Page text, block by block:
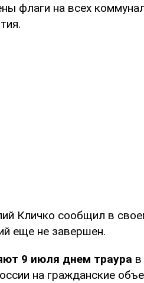
флаги на всех
Кличко сообщил в
еще не завершен.
9 июля днем траура
на гражданские